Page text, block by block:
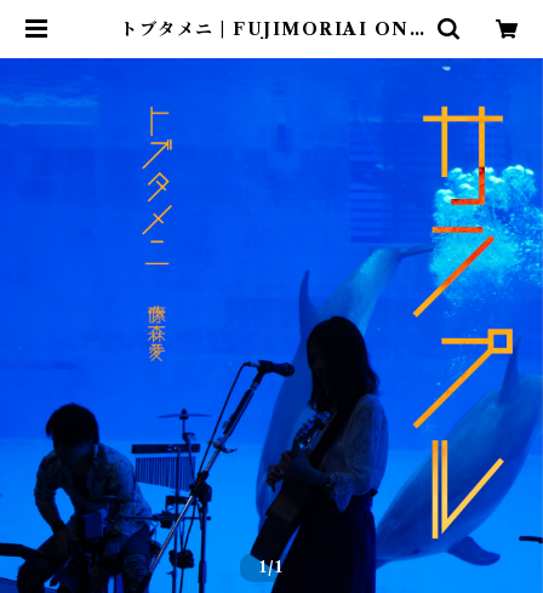
トブタメニ | FUJIMORIAI ONL
1/1